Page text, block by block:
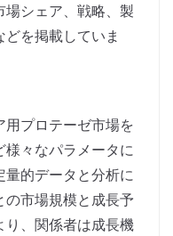
シェア、戦略、製
を掲載していま
プロテーゼ市場を
様々なパラメータに
的データと分析に
市場規模と成長予
り、関係者は成長機